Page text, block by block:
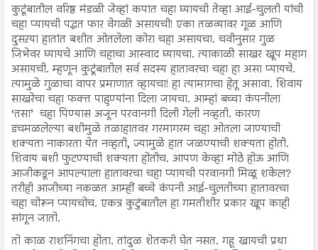
कुटूंबातील वरिष्ठ मंडळी जेव्हां कपात चहा घ्यायची तेव्हा आई-चुलती यांची
चहा प्यायची पद्धत फार वेगळी असायची! एका तळव्यावर गूळ आणि
दुसऱया हातांत बशीत ओतलेला कोरा चहा असायचा. चवीनुसार गुळ
जिभेवर घ्यायचे आणि चहाचा आस्वाद घ्यायचा. त्याकाळी साखर खूप महाग
असायची. म्हणून कुटूंबातील सर्व सदस्य हातावरचा चहा हा असा प्यायचे.
त्यामुळे गुळाचा वापर प्रमाणात व्हायचा! हा त्यामागचा हेतू असावा. शिवाय
साखरेचा चहा फक्त पाहुण्यांना दिला जायचा. आम्हां बच्चा कंपनीला
‘तसा’ चहा पिण्यास अजून परवानगी दिली गेली नव्हती. कारण
डचमळलेल्या बशीमुळे तळाहातवर गरमागरम चहा ओतला जाण्याची
शक्यता नाकारता येत नव्हती, ज्यामुळे हात जळण्याची शक्यता होती.
शिवाय बशी फुटण्याची शक्यता होतीच. आपण केव्हा मोठे होऊ आणि
आजीकडून आपल्याला हातावरचा चहा प्यायची परवानगी मिळू शकेल?
तरीही आजीच्या नकळत आम्हीं बच्चे कंपनी आई-चुलतीच्या हातावरचा
चहा चोरून प्यायचोच. एकत्र कुटुंबातील हा गमतीशीर प्रकार खूप काही
सांगून जातो.
तो काळ राशनिंगचा होता. तांदुळ शेतकरी घेत नसत. गहू खायची प्रथा